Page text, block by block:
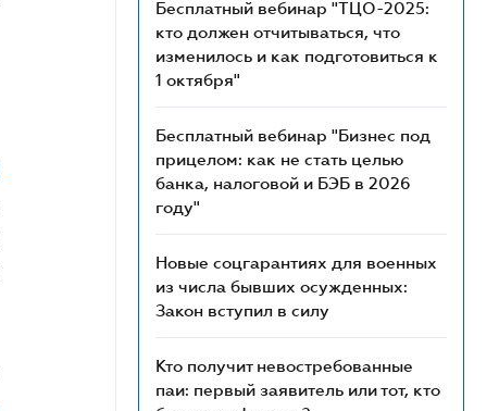
Бесплатный вебинар "ТЦО-2025:
кто должен отчитываться, что
изменилось и как подготовиться к
1 октября"
Бесплатный вебинар "Бизнес под
прицелом: как не стать целью
банка, налоговой и БЭБ в 2026
году"
Новые соцгарантиях для военных
из числа бывших осужденных:
Закон вступил в силу
Кто получит невостребованные
паи: первый заявитель или тот, кто